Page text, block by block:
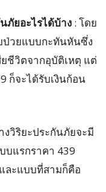
ภัยอะไรได้บ้าง : โดย
ป่วยแบบกะทันหันซึ่ง
ชีวิตจากอุบัติเหตุ แต่
ก็จะได้รับเงินก้อน
งวิริยะประกันภัยจะมี
บแรกราคา 439
ละแบบที่สามก็คือ